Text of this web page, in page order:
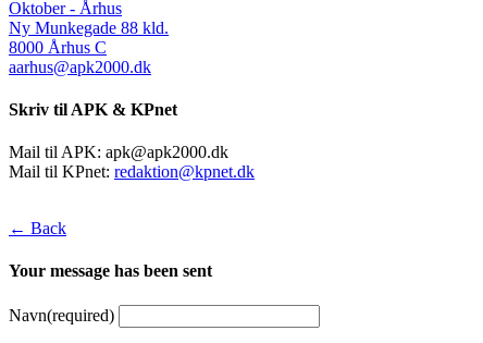
Oktober - Århus
Ny Munkegade 88 kld.
8000 Århus C
aarhus@apk2000.dk
Skriv til APK & KPnet
Mail til APK: apk@apk2000.dk
Mail til KPnet: redaktion@kpnet.dk
← Back
Your message has been sent
Navn(required)